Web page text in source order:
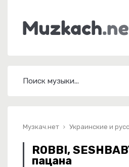
Музкач.нет Украинские и
ROBBI,
пацана